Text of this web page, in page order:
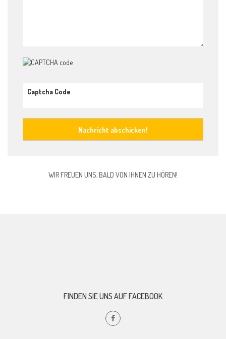
Captcha Code
Nachricht abschicken!
WIR FREUEN UNS, BALD VON IHNEN ZU HÖREN!
FINDEN SIE UNS AUF FACEBOOK